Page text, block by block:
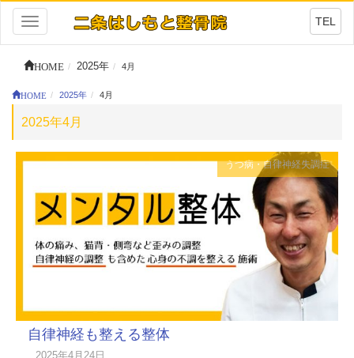
Toggle
navigation
TEL
HOME 2025年 4月
HOME 2025年 4月
2025年4月
うつ病・自律神経失調症
自律神経も整える整体
2025年4月24日